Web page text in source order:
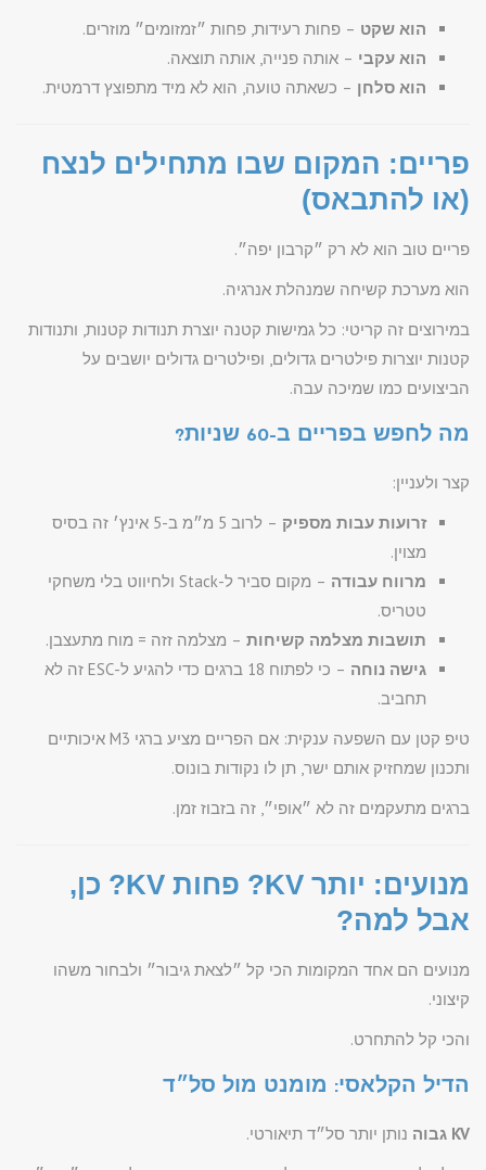
הוא שקט – פחות רעידות, פחות ״זמזומים״ מוזרים.
הוא עקבי – אותה פנייה, אותה תוצאה.
הוא סלחן – כשאתה טועה, הוא לא מיד מתפוצץ דרמטית.
פריים: המקום שבו מתחילים לנצח
(או להתבאס)
פריים טוב הוא לא רק ״קרבון יפה״.
הוא מערכת קשיחה שמנהלת אנרגיה.
במירוצים זה קריטי: כל גמישות קטנה יוצרת תנודות קטנות, ותנודות
קטנות יוצרות פילטרים גדולים, ופילטרים גדולים יושבים על
הביצועים כמו שמיכה עבה.
מה לחפש בפריים ב-60 שניות?
קצר ולעניין:
זרועות עבות מספיק
– לרוב 5 מ״מ ב-5 אינץ׳ זה בסיס
מצוין.
מרווח עבודה
– מקום סביר ל-Stack ולחיווט בלי משחקי
טטריס.
תושבות מצלמה קשיחות – מצלמה זזה = מוח מתעצבן.
גישה נוחה
– כי לפתוח 18 ברגים כדי להגיע ל-ESC זה לא
תחביב.
טיפ קטן עם השפעה ענקית: אם הפריים מציע ברגי M3 איכותיים
ותכנון שמחזיק אותם ישר, תן לו נקודות בונוס.
ברגים מתעקמים זה לא ״אופי״, זה בזבוז זמן.
מנועים: יותר KV? פחות KV? כן,
אבל למה?
מנועים הם אחד המקומות הכי קל ״לצאת גיבור״ ולבחור משהו
קיצוני.
והכי קל להתחרט.
הדיל הקלאסי: מומנט מול סל״ד
KV גבוה
נותן יותר סל״ד תיאורטי.